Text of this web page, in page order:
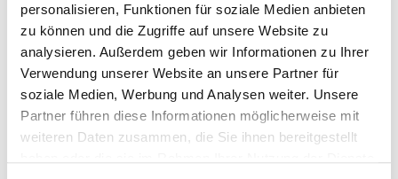
personalisieren, Funktionen für soziale Medien anbieten
zu können und die Zugriffe auf unsere Website zu
analysieren. Außerdem geben wir Informationen zu Ihrer
Verwendung unserer Website an unsere Partner für
soziale Medien, Werbung und Analysen weiter. Unsere
Partner führen diese Informationen möglicherweise mit
weiteren Daten zusammen, die Sie ihnen bereitgestellt
Verdicchio dei Castelli di Jesi DOC Spumante
Brut Musa 2018
Bester Weißwein
Claudio Mariotto, Colli Tortonesi DOC
Derthona Timorasso 2018